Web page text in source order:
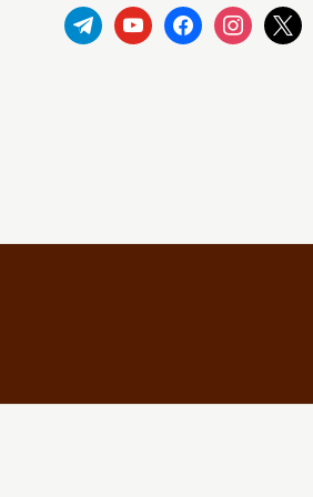
telegramyoutubefacebookinstagram
x